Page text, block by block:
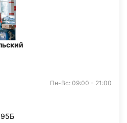
Пн-Вс: 09:00 - 21:00
95Б